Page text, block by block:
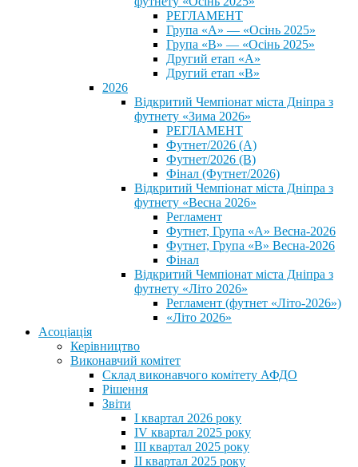
РЕГЛАМЕНТ
Група «А» — «Осінь 2025»
Група «В» — «Осінь 2025»
Другий етап «А»
Другий етап «В»
2026
Відкритий Чемпіонат міста Дніпра з
футнету «Зима 2026»
РЕГЛАМЕНТ
Футнет/2026 (А)
Футнет/2026 (В)
Фінал (Футнет/2026)
Відкритий Чемпіонат міста Дніпра з
футнету «Весна 2026»
Регламент
Футнет, Група «А» Весна-2026
Футнет, Група «В» Весна-2026
Фінал
Відкритий Чемпіонат міста Дніпра з
футнету «Літо 2026»
Регламент (футнет «Літо-2026»)
«Літо 2026»
Асоціація
Керівництво
Виконавчий комітет
Склад виконавчого комітету АФДО
Рішення
Звіти
I квартал 2026 року
IV квартал 2025 року
III квартал 2025 року
II квартал 2025 року